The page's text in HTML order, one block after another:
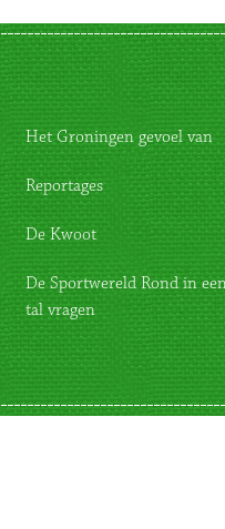
Het Groningen gevoel van
Reportages
De Kwoot
De Sportwereld Rond in
tal vragen